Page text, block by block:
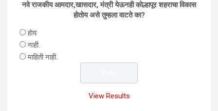
नवे राजकीय आमदार,खासदार, मंत्री येऊनही काेल्हापूर शहराचा विकास
हाेताेय असे तुम्हला वाटते का?
हाेय
नाही.
माहिती नाही..
View Results